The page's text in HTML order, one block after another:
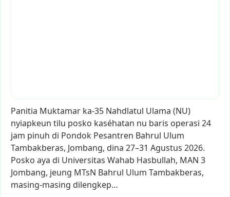
Panitia Muktamar ka-35 Nahdlatul Ulama (NU)
nyiapkeun tilu posko kaséhatan nu baris operasi 24
jam pinuh di Pondok Pesantren Bahrul Ulum
Tambakberas, Jombang, dina 27–31 Agustus 2026.
Posko aya di Universitas Wahab Hasbullah, MAN 3
Jombang, jeung MTsN Bahrul Ulum Tambakberas,
masing-masing dilengkep…